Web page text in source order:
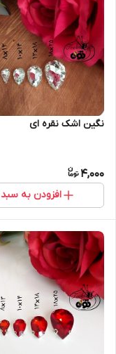
نگین اشک نقره ای
4,000
افزودن به سبد